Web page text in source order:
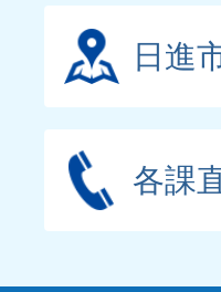
日進
各課